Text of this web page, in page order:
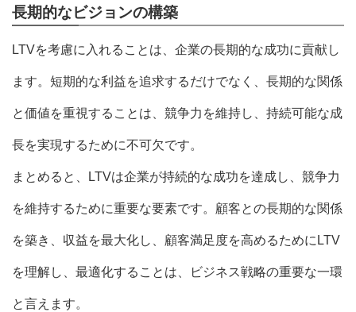
長期的なビジョンの構築
LTVを考慮に入れることは、企業の長期的な成功に貢献し
ます。短期的な利益を追求するだけでなく、長期的な関係
と価値を重視することは、競争力を維持し、持続可能な成
長を実現するために不可欠です。
まとめると、LTVは企業が持続的な成功を達成し、競争力
を維持するために重要な要素です。顧客との長期的な関係
を築き、収益を最大化し、顧客満足度を高めるためにLTV
を理解し、最適化することは、ビジネス戦略の重要な一環
と言えます。